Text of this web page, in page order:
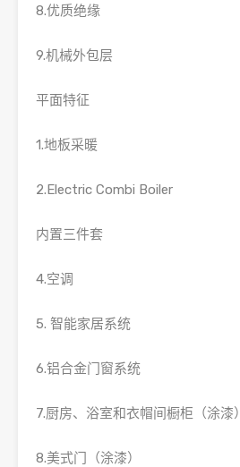
8.优质绝缘
9.机械外包层
平面特征
1.地板采暖
2.Electric Combi Boiler
内置三件套
4.空调
5. 智能家居系统
6.铝合金门窗系统
7.厨房、浴室和衣帽间橱柜（涂漆）
8.美式门（涂漆）